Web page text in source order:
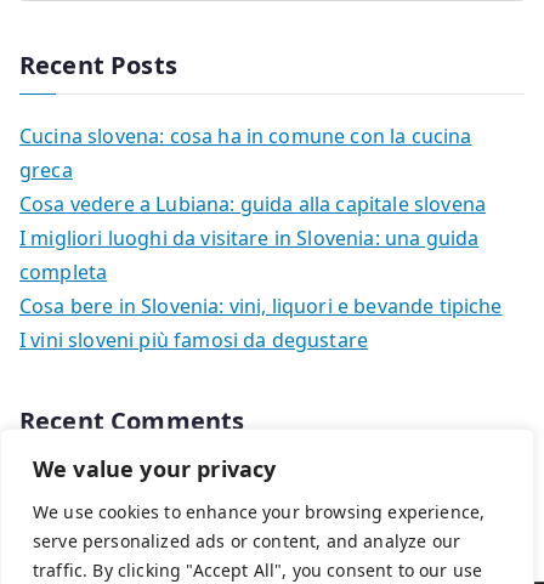
We value your privacy
We use cookies to enhance your browsing experience,
serve personalized ads or content, and analyze our
traffic. By clicking "Accept All", you consent to our use
Recent Posts
Cucina slovena: cosa ha in comune con la cucina
greca
Cosa vedere a Lubiana: guida alla capitale slovena
I migliori luoghi da visitare in Slovenia: una guida
completa
Cosa bere in Slovenia: vini, liquori e bevande tipiche
I vini sloveni più famosi da degustare
Recent Comments